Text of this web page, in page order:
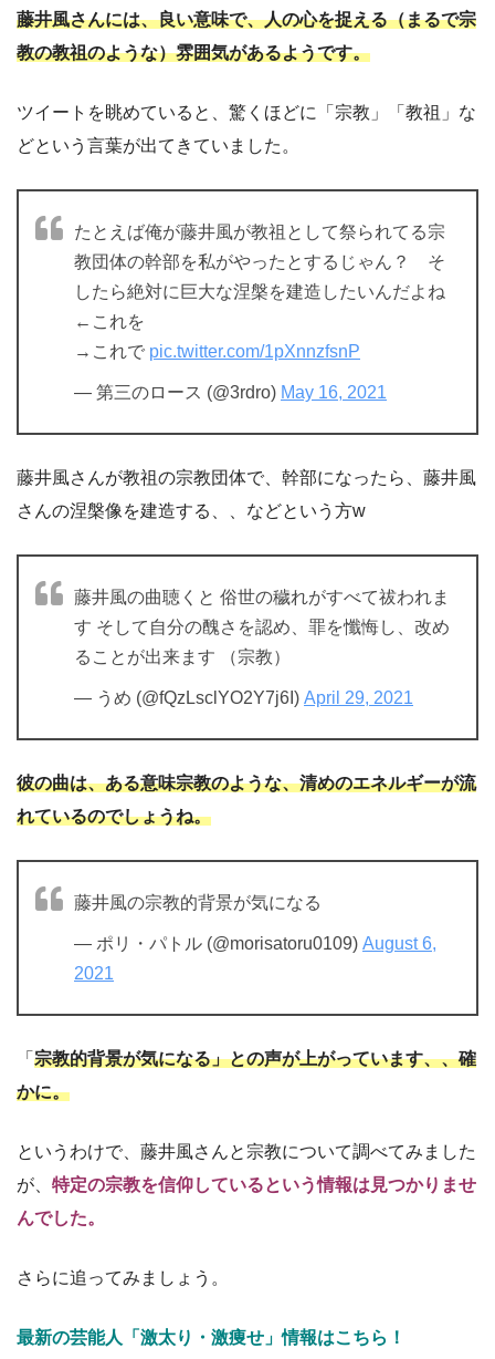
藤井風さんには、良い意味で、人の心を捉える（まるで宗
教の教祖のような）雰囲気があるようです。
ツイートを眺めていると、驚くほどに「宗教」「教祖」な
どという言葉が出てきていました。
たとえば俺が藤井風が教祖として祭られてる宗
教団体の幹部を私がやったとするじゃん？ そ
したら絶対に巨大な涅槃を建造したいんだよね
←これを
→これで pic.twitter.com/1pXnnzfsnP
— 第三のロース (@3rdro) May 16, 2021
藤井風さんが教祖の宗教団体で、幹部になったら、藤井風
さんの涅槃像を建造する、、などという方w
藤井風の曲聴くと 俗世の穢れがすべて祓われま
す そして自分の醜さを認め、罪を懺悔し、改め
ることが出来ます （宗教）
— うめ (@fQzLsclYO2Y7j6I) April 29, 2021
彼の曲は、ある意味宗教のような、清めのエネルギーが流
れているのでしょうね。
藤井風の宗教的背景が気になる
— ポリ・パトル (@morisatoru0109) August 6,
2021
「 宗教的背景が気になる」との声が上がっています、、確
かに。
というわけで、藤井風さんと宗教について調べてみました
が、 特定の宗教を信仰しているという情報は見つかりませ
んでした。
さらに追ってみましょう。
最新の芸能人「激太り・激痩せ」情報はこちら！